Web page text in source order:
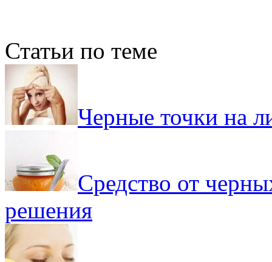
Статьи по теме
Черные точки на
Средство от
решения